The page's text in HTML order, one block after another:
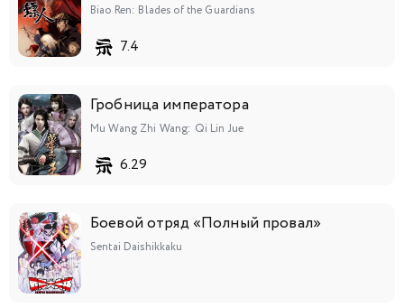
Biao Ren: Blades of the Guardians
7.4
Гробница императора
Mu Wang Zhi Wang: Qi Lin Jue
6.29
Боевой отряд «Полный провал»
Sentai Daishikkaku